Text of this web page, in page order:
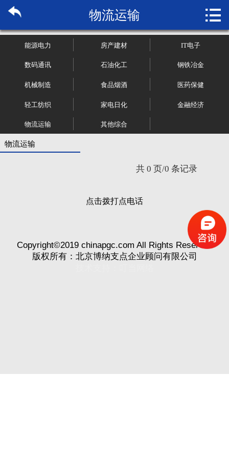
关于博纳
市场研究
管理咨询
行业报告
新闻资讯
物流运输 
能源电力 房产建材 IT电子
数码通讯 石油化工 钢铁冶金
机械制造 食品烟酒 医药保健
轻工纺织 家电日化 金融经济
物流运输 其他综合
物流运输
共 0 页/0 条记录
点击拨打点电话
Copyright©2019 chinapgc.com All Rights Reserved
版权所有：北京博纳支点企业顾问有限公司